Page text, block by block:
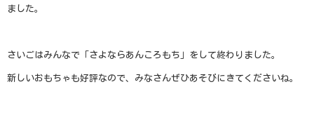
ました。
さいごはみんなで「さよならあんころもち」をして終わりました。
新しいおもちゃも好評なので、みなさんぜひあそびにきてくださいね。